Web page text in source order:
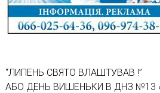
“ЛИПЕНЬ СВЯТО ВЛАШТУВАВ !”
АБО ДЕНЬ ВИШЕНЬКИ В ДНЗ №13